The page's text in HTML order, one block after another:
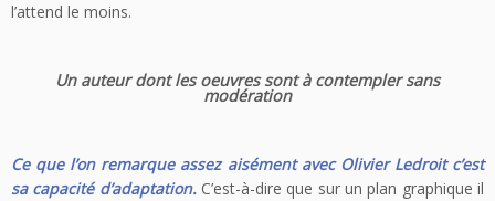
l’attend le moins.
Un auteur dont les oeuvres sont à contempler sans
modération
Ce que l’on remarque assez aisément avec Olivier Ledroit c’est
sa capacité d’adaptation.C’est-à-dire que sur un plan graphique il